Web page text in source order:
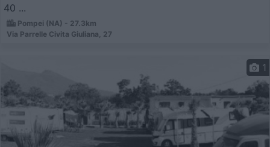
40 ...
Pompei (NA) - 27.3km
Via Parrelle Civita Giuliana, 27
1